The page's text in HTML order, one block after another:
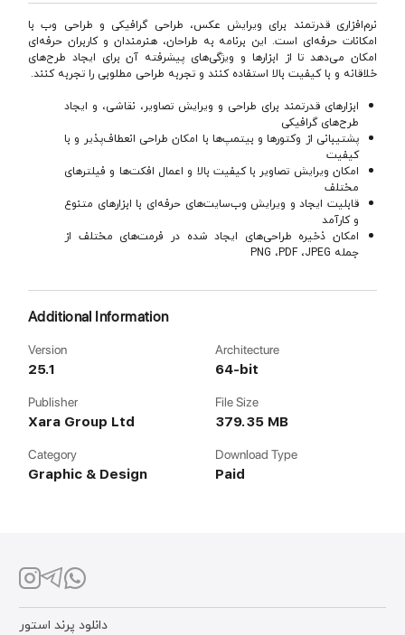
نرم‌افزاری قدرتمند برای ویرایش عکس، طراحی گرافیکی و طراحی وب با
امکانات حرفه‌ای است. این برنامه به طراحان، هنرمندان و کاربران حرفه‌ای
امکان می‌دهد تا از ابزارها و ویژگی‌های پیشرفته آن برای ایجاد طرح‌های
خلاقانه و با کیفیت بالا استفاده کنند و تجربه طراحی مطلوبی را تجربه کنند.
ابزارهای قدرتمند برای طراحی و ویرایش تصاویر، نقاشی، و ایجاد
طرح‌های گرافیکی
پشتیبانی از وکتورها و بیتمپ‌ها با امکان طراحی انعطاف‌پذیر و با
کیفیت
امکان ویرایش تصاویر با کیفیت بالا و اعمال افکت‌ها و فیلترهای
مختلف
قابلیت ایجاد و ویرایش وب‌سایت‌های حرفه‌ای با ابزارهای متنوع
و کارآمد
امکان ذخیره طراحی‌های ایجاد شده در فرمت‌های مختلف از
جمله PNG ،PDF ،JPEG
Additional Information
Version
25.1
Architecture
64-bit
Publisher
Xara Group Ltd
File Size
379.35 MB
Category
Graphic & Design
Download Type
Paid
دانلود پرند استور